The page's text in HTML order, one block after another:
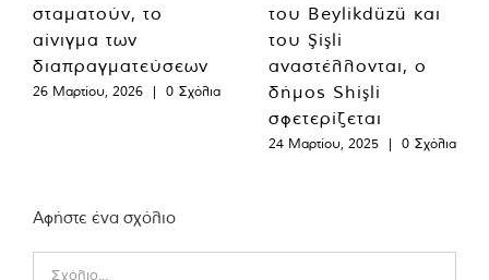
σταματούν, το
αίνιγμα των
διαπραγματεύσεων
26 Μαρτίου, 2026 | 0 Σχόλια
του Beylikdüzü και
του Şişli
αναστέλλονται, ο
δήμος Shişli
σφετερίζεται
24 Μαρτίου, 2025 | 0 Σχόλια
Αφήστε ένα σχόλιο